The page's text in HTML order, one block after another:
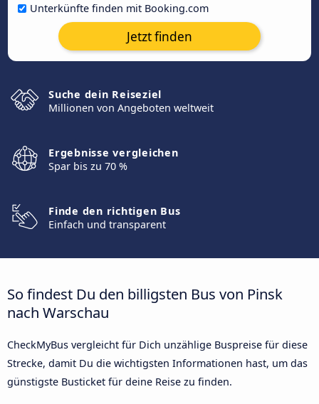
Unterkünfte finden mit Booking.com
Jetzt finden
Suche dein Reiseziel
Millionen von Angeboten weltweit
Ergebnisse vergleichen
Spar bis zu 70 %
Finde den richtigen Bus
Einfach und transparent
So findest Du den billigsten Bus von Pinsk
nach Warschau
CheckMyBus vergleicht für Dich unzählige Buspreise für diese
Strecke, damit Du die wichtigsten Informationen hast, um das
günstigste Busticket für deine Reise zu finden.